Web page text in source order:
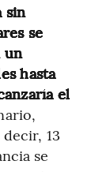
sin
se
un
hasta
el
13
se